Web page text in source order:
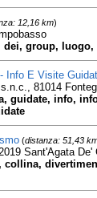
12,16 km)
dei, group, luogo,
Info E Visite
81014
guidate, info,
(distanza: 51,43
Sant'Agata De'